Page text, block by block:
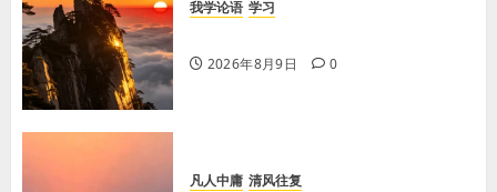
我学论语 学习
2026年8月9日 0
凡人中庸 清风往复